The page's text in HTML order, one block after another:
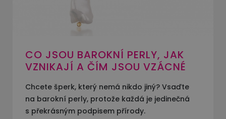
CO JSOU BAROKNÍ PERLY, JAK
VZNIKAJÍ A ČÍM JSOU VZÁCNÉ
Chcete šperk, který nemá nikdo jiný? Vsaďte
na barokní perly, protože každá je jedinečná
s překrásným podpisem přírody.